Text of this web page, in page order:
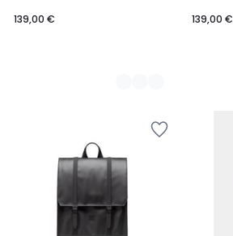
139,00 €
139,00 €